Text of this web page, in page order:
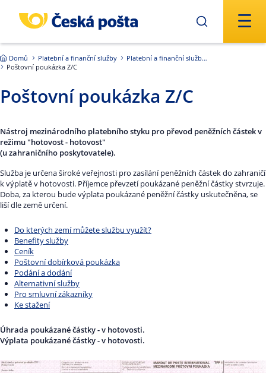
Domů Platební a finanční služby
Platební a finanční služby zahraničí
Poštovní poukázka Z/C
Poštovní poukázka Z/C
Nástroj mezinárodního platebního styku pro převod peněžních částek v
režimu "hotovost - hotovost"
(u zahraničního poskytovatele).
Služba je určena široké veřejnosti pro zasílání peněžních částek do zahraničí
k výplatě v hotovosti. Příjemce převzetí poukázané peněžní částky stvrzuje.
Doba, za kterou bude výplata poukázané peněžní částky uskutečněna, se
liší dle země určení.
Do kterých zemí můžete službu využít?
Benefity služby
Ceník
Poštovní dobírková poukázka
Podání a dodání
Alternativní služby
Pro smluvní zákazníky
Ke stažení
Úhrada poukázané částky - v hotovosti.
Výplata poukázané částky - v hotovosti.